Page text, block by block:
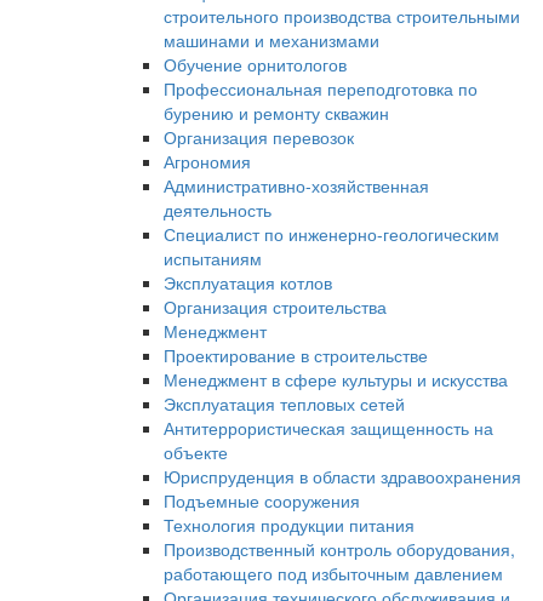
строительного производства строительными
машинами и механизмами
Обучение орнитологов
Профессиональная переподготовка по
бурению и ремонту скважин
Организация перевозок
Агрономия
Административно-хозяйственная
деятельность
Специалист по инженерно-геологическим
испытаниям
Эксплуатация котлов
Организация строительства
Менеджмент
Проектирование в строительстве
Менеджмент в сфере культуры и искусства
Эксплуатация тепловых сетей
Антитеррористическая защищенность на
объекте
Юриспруденция в области здравоохранения
Подъемные сооружения
Технология продукции питания
Производственный контроль оборудования,
работающего под избыточным давлением